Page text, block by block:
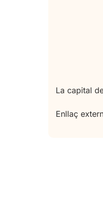
La capital
Enllaç